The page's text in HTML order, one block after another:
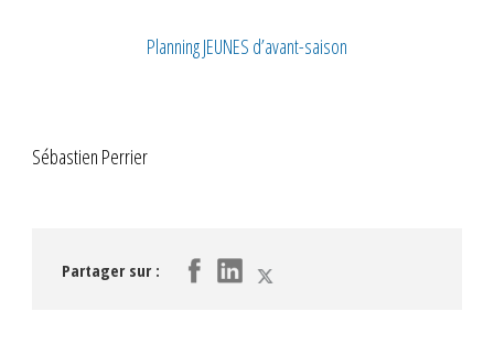
Planning JEUNES d’avant-saison
Sébastien Perrier
Partager sur :